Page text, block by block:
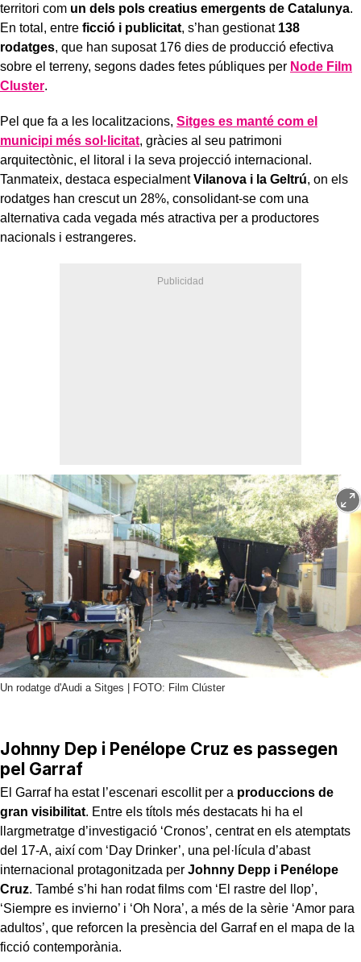
territori com un dels pols creatius emergents de Catalunya.
En total, entre ficció i publicitat, s’han gestionat 138
rodatges, que han suposat 176 dies de producció efectiva
sobre el terreny, segons dades fetes públiques per Node Film
Cluster.
Pel que fa a les localitzacions, Sitges es manté com el
municipi més sol·licitat, gràcies al seu patrimoni
arquitectònic, el litoral i la seva projecció internacional.
Tanmateix, destaca especialmentVilanova i la Geltrú, on els
rodatges han crescut un 28%, consolidant-se com una
alternativa cada vegada més atractiva per a productores
nacionals i estrangeres.
Un rodatge d'Audi a Sitges | FOTO: Film Clúster
Johnny Dep i Penélope Cruz es passegen
pel Garraf
El Garraf ha estat l’escenari escollit per a produccions de
gran visibilitat. Entre els títols més destacats hi ha el
llargmetratge d’investigació ‘Cronos’, centrat en els atemptats
del 17-A, així com ‘Day Drinker’, una pel·lícula d’abast
internacional protagonitzada per Johnny Depp i Penélope
Cruz. També s’hi han rodat films com ‘El rastre del llop’,
‘Siempre es invierno’ i ‘Oh Nora’, a més de la sèrie ‘Amor para
adultos’, que reforcen la presència del Garraf en el mapa de la
ficció contemporània.